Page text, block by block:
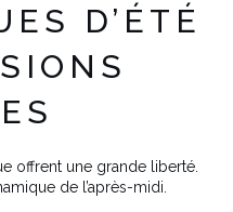
D’ÉTÉ
offrent une grande liberté.
de l’après-midi.